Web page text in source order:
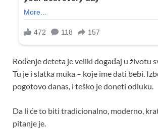
Rođenje deteta je veliki događaj u životu
Tu je i slatka muka – koje ime dati bebi.
pogotovo danas, i teško je doneti odluku.
Da li će to biti tradicionalno, moderno,
pitanje je.